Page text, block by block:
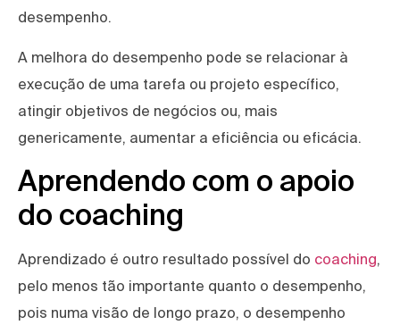
desempenho.
A melhora do desempenho pode se relacionar à
execução de uma tarefa ou projeto específico,
atingir objetivos de negócios ou, mais
genericamente, aumentar a eficiência ou eficácia.
Aprendendo com o apoio
do coaching
Aprendizado é outro resultado possível do coaching,
pelo menos tão importante quanto o desempenho,
pois numa visão de longo prazo, o desempenho